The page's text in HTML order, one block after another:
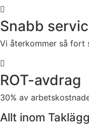
Snabb
Vi återkommer så fort
ROT-avdrag
30% av
Allt inom